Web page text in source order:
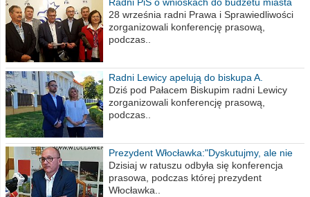
na 2021 rok
28 września radni Prawa i Sprawiedliwości
zorganizowali konferencję prasową,
podczas..
Radni Lewicy apelują do biskupa A.
Wiesława Meringa
Dziś pod Pałacem Biskupim radni Lewicy
zorganizowali konferencję prasową,
podczas..
Prezydent Włocławka:"Dyskutujmy, ale nie
obrażajmy się”
Dzisiaj w ratuszu odbyła się konferencja
prasowa, podczas której prezydent
Włocławka..